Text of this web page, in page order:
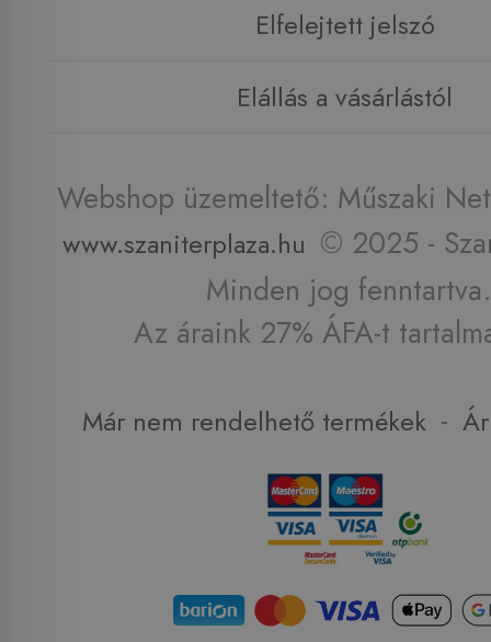
Elfelejtett jelszó
Elállás a vásárlástól
Webshop üzemeltető: Műszaki
www.szaniterplaza.hu © 2025 -
Minden jog fenntartva.
Az áraink 27% ÁFA-t
Már nem rendelhető termékek -